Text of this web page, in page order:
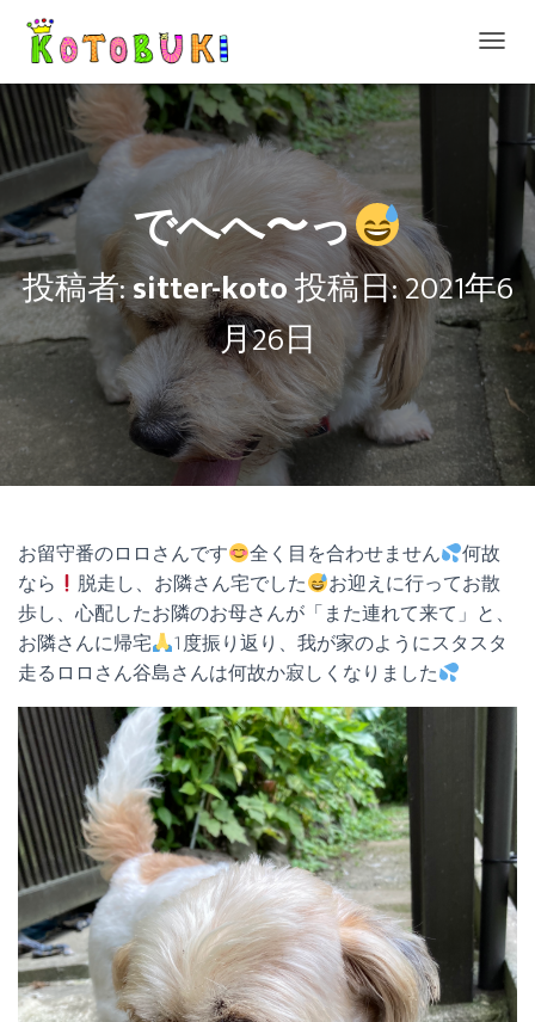
ビ
ゲ
ー
シ
ョ
切
り
替
え
でへへ〜っ
投稿者:sitter-koto投稿日:2021年6
月26日
お留守番のロロさんです 全く目を合わせません
何故
なら
脱走し、お隣さん宅でした
お迎えに行ってお散
歩し、心配したお隣のお母さんが「また連れて来て」と、
お隣さんに帰宅
1度振り返り、我が家のようにスタスタ
走るロロさん谷島さんは何故か寂しくなりました